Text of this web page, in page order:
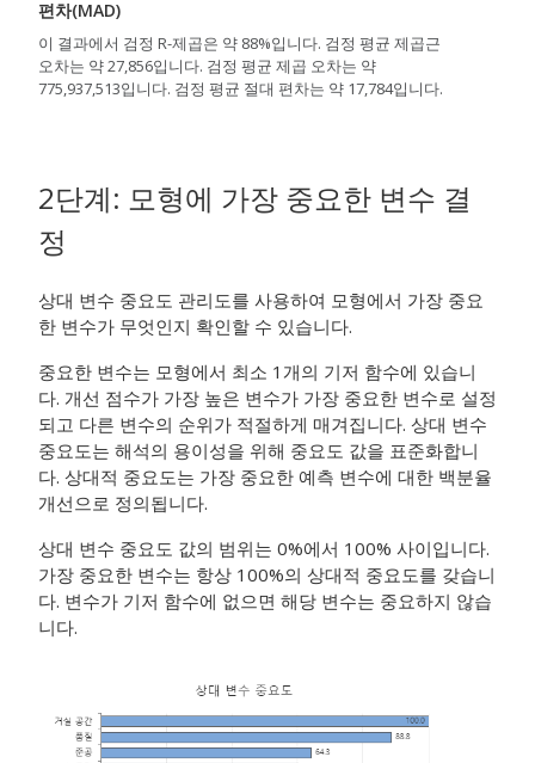
편차(MAD)
이 결과에서 검정 R-제곱은 약 88%입니다. 검정 평균 제곱근
오차는 약 27,856입니다. 검정 평균 제곱 오차는 약
775,937,513입니다. 검정 평균 절대 편차는 약 17,784입니다.
2단계: 모형에 가장 중요한 변수 결
정
상대 변수 중요도 관리도를 사용하여 모형에서 가장 중요
한 변수가 무엇인지 확인할 수 있습니다.
중요한 변수는 모형에서 최소 1개의 기저 함수에 있습니
다. 개선 점수가 가장 높은 변수가 가장 중요한 변수로 설정
되고 다른 변수의 순위가 적절하게 매겨집니다. 상대 변수
중요도는 해석의 용이성을 위해 중요도 값을 표준화합니
다. 상대적 중요도는 가장 중요한 예측 변수에 대한 백분율
개선으로 정의됩니다.
상대 변수 중요도 값의 범위는 0%에서 100% 사이입니다.
가장 중요한 변수는 항상 100%의 상대적 중요도를 갖습니
다. 변수가 기저 함수에 없으면 해당 변수는 중요하지 않습
니다.